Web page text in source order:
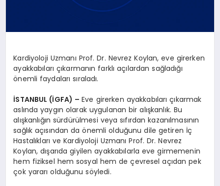
Kardiyoloji Uzmanı Prof. Dr. Nevrez Koylan, eve girerken
ayakkabıları çıkarmanın farklı açılardan sağladığı
önemli faydaları sıraladı.
İSTANBUL (İGFA) –Eve girerken ayakkabıları çıkarmak
aslında yaygın olarak uygulanan bir alışkanlık. Bu
alışkanlığın sürdürülmesi veya sıfırdan kazanılmasının
sağlık açısından da önemli olduğunu dile getiren İç
Hastalıkları ve Kardiyoloji Uzmanı Prof. Dr. Nevrez
Koylan, dışarıda giyilen ayakkabılarla eve girmemenin
hem fiziksel hem sosyal hem de çevresel açıdan pek
çok yararı olduğunu söyledi.